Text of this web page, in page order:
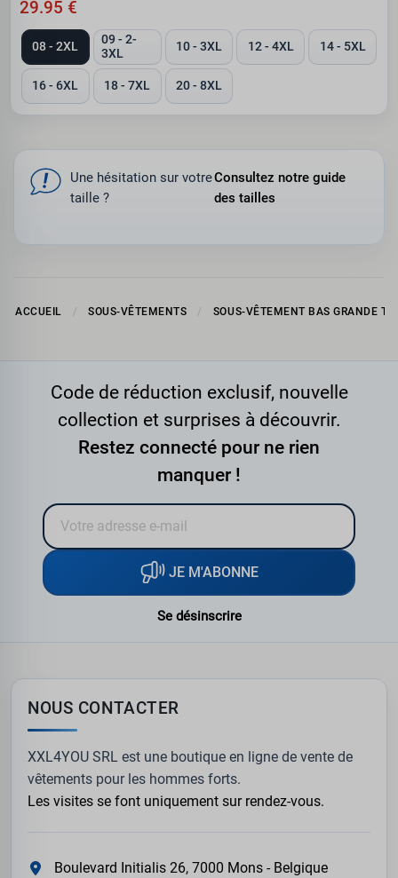
29.95 €
08 - 2XL
09 - 2-
3XL
10 - 3XL 12 - 4XL 14 - 5XL
16 - 6XL 18 - 7XL 20 - 8XL
Une hésitation sur votre
taille ?
Consultez notre guide
des tailles
ACCUEIL SOUS-VÊTEMENTS SOUS-VÊTEMENT BAS GRANDE
Code de réduction exclusif, nouvelle
collection et surprises à découvrir.
Restez connecté pour ne rien
manquer !
JE M'ABONNE
Se désinscrire
NOUS CONTACTER
XXL4YOU SRL est une boutique en ligne de vente de
vêtements pour les hommes forts.
Les visites se font uniquement sur rendez-vous.
Boulevard Initialis 26, 7000 Mons - Belgique